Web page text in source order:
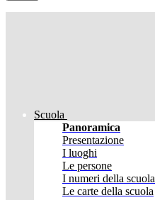
Scuola
Panoramica
Presentazione
I luoghi
Le persone
I numeri della scuola
Le carte della scuola